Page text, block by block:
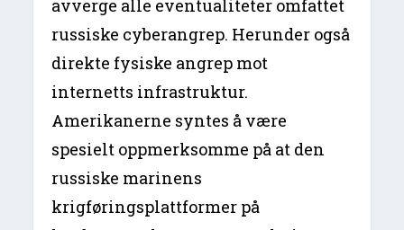
avverge alle eventualiteter omfattet
russiske cyberangrep. Herunder også
direkte fysiske angrep mot
internetts infrastruktur.
Amerikanerne syntes å være
spesielt oppmerksomme på at den
russiske marinens
krigføringsplattformer på